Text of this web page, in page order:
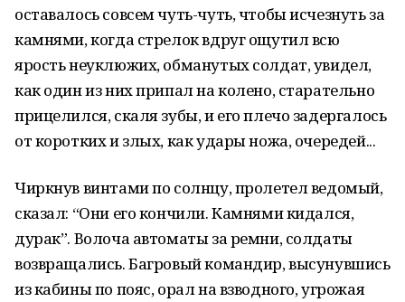
оставалось совсем чуть-чуть, чтобы исчезнуть за
камнями, когда стрелок вдруг ощутил всю
ярость неуклюжих, обманутых солдат, увидел,
как один из них припал на колено, старательно
прицелился, скаля зубы, и его плечо задергалось
от коротких и злых, как удары ножа, очередей...
Чиркнув винтами по солнцу, пролетел ведомый,
сказал: “Они его кончили. Камнями кидался,
дурак”. Волоча автоматы за ремни, солдаты
возвращались. Багровый командир, высунувшись
из кабины по пояс, орал на взводного, угрожая